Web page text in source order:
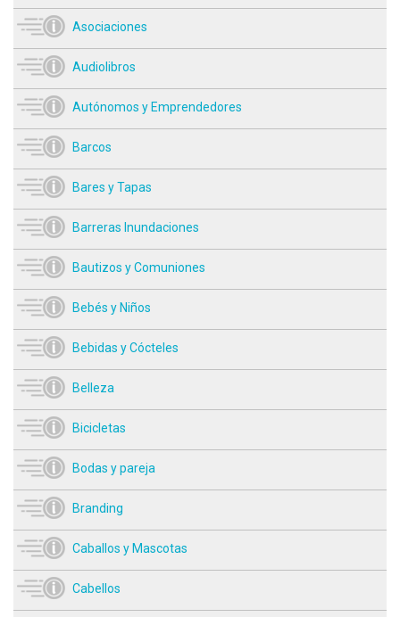
Asociaciones
Audiolibros
Autónomos y Emprendedores
Barcos
Bares y Tapas
Barreras Inundaciones
Bautizos y Comuniones
Bebés y Niños
Bebidas y Cócteles
Belleza
Bicicletas
Bodas y pareja
Branding
Caballos y Mascotas
Cabellos